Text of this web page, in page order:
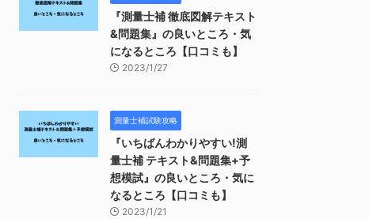
『測量士補 徹底図解テキスト
&問題集』の良いところ・気
になるところ【口コミも】
2023/1/27
測量士補試験攻略
『いちばんわかりやすい!測
量士補 テキスト&問題集+予
想模試』の良いところ・気に
なるところ【口コミも】
2023/1/21